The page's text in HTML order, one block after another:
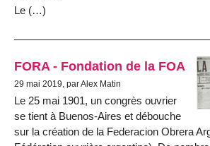
Le (…)
FORA - Fondation de la FOA
29 mai 2019, par Alex Matin
Le 25 mai 1901, un congrès ouvrier
se tient à Buenos-Aires et débouche
sur la création de la Federacion Obrera